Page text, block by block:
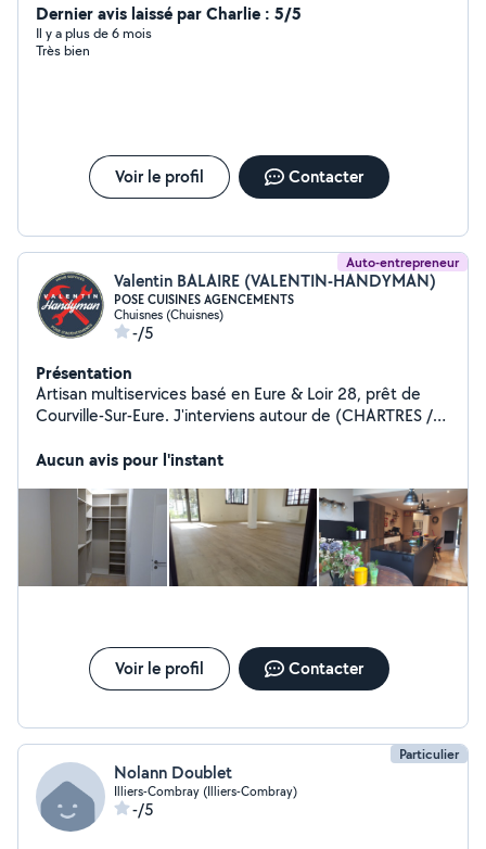
Dernier avis laissé par Charlie : 5/5
Il y a plus de 6 mois
Très bien
Voir le profil Contacter
Auto-entrepreneur
Valentin BALAIRE (VALENTIN-HANDYMAN)
POSE CUISINES AGENCEMENTS
Chuisnes (Chuisnes)
-/5
Présentation
Artisan multiservices basé en Eure & Loir 28, prêt de
Courville-Sur-Eure. J'interviens autour de (CHARTRES /
-------- POSE D'AGENCEMENTS : Spécialisé dans la pose
intérieur standard ou sur-mesure pour particuliers et
professionnels. *Multimarques* ------------ HOME
SERVICES : Je réalise également des petits travaux,
rénovations simple et entretient de l'habitat. ----------- Je
me tiens à votre disposition pour vous conseiller et
vous proposer un devis, adapté à vos besoins et à votre
budget. #poseur cuisine #multiservices Réseaux
sociaux INSTAGRAM / FACEBOOK / TIK TOK :
Aucun avis pour l'instant
Voir le profil Contacter
Particulier
Nolann Doublet
Illiers-Combray (Illiers-Combray)
-/5